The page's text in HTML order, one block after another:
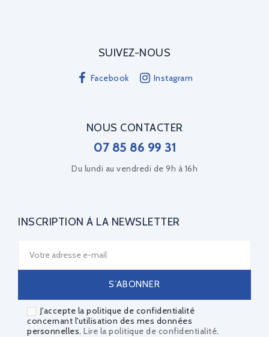
SUIVEZ-NOUS
Facebook Instagram
NOUS CONTACTER
07 85 86 99 31
Du lundi au vendredi de 9h à 16h
INSCRIPTION À LA NEWSLETTER
J'accepte la politique de confidentialité
concernant l'utilisation des mes données
personnelles. Lire la politique de confidentialité.